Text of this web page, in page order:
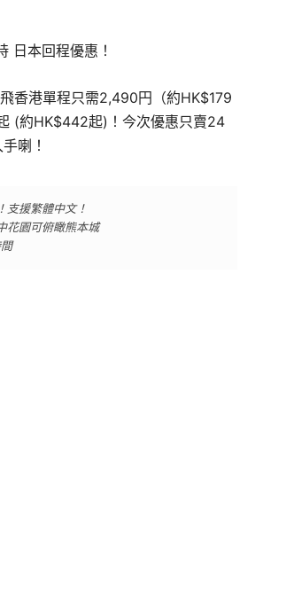
日本回程優惠！
香港單程只需2,490円（約HK$179
(約HK$442起)！今次優惠只賣24
喇！
支援繁體中文！
花園可俯瞰熊本城